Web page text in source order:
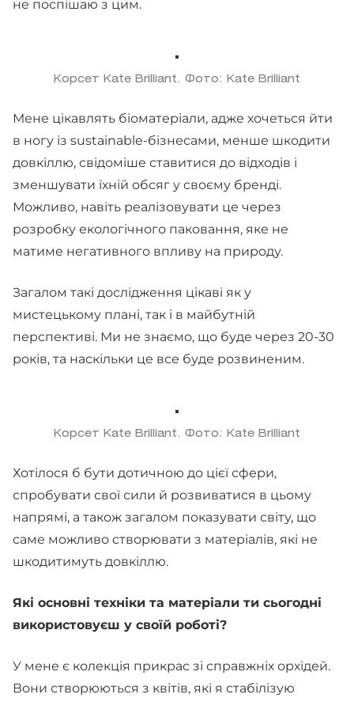
не поспішаю з цим.
Корсет Kate Brilliant. Фото: Kate Brilliant
Мене цікавлять біоматеріали, адже хочеться йти
в ногу із sustainable-бізнесами, менше шкодити
довкіллю, свідоміше ставитися до відходів і
зменшувати їхній обсяг у своєму бренді.
Можливо, навіть реалізовувати це через
розробку екологічного паковання, яке не
матиме негативного впливу на природу.
Загалом такі дослідження цікаві як у
мистецькому плані, так і в майбутній
перспективі. Ми не знаємо, що буде через 20-30
років, та наскільки це все буде розвиненим.
Корсет Kate Brilliant. Фото: Kate Brilliant
Хотілося б бути дотичною до цієї сфери,
спробувати свої сили й розвиватися в цьому
напрямі, а також загалом показувати світу, що
саме можливо створювати з матеріалів, які не
шкодитимуть довкіллю.
Які основні техніки та матеріали ти сьогодні
використовуєш у своїй роботі?
У мене є колекція прикрас зі справжніх орхідей.
Вони створюються з квітів, які я стабілізую